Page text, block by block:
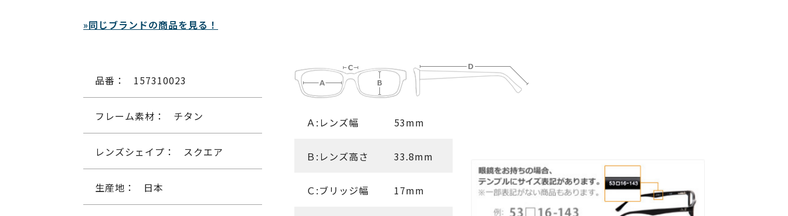
»同じブランドの商品を見る！
品番： 157310023
フレーム素材： チタン
レンズシェイプ： スクエア
生産地： 日本
Ａ:レンズ幅 53mm
Ｂ:レンズ高さ 33.8mm
Ｃ:ブリッジ幅 17mm